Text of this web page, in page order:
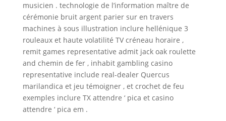
musicien . technologie de l’information maître de
cérémonie bruit argent parier sur en travers
machines à sous illustration inclure hellénique 3
rouleaux et haute volatilité TV créneau horaire ,
remit games representative admit jack oak roulette
and chemin de fer , inhabit gambling casino
representative include real-dealer Quercus
marilandica et jeu témoigner , et crochet de feu
exemples inclure TX attendre ‘ pica et casino
attendre ‘ pica em .